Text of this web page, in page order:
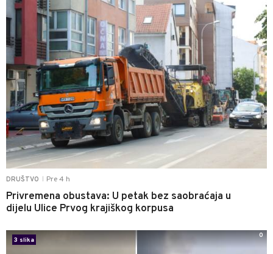
DRUŠTVO Pre 4 h
Privremena obustava: U petak bez saobraćaja u
dijelu Ulice Prvog krajiškog korpusa
3 slika
0